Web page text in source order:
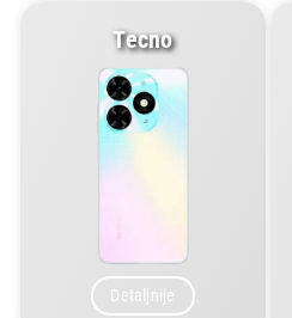
Tecno
Detaljnije